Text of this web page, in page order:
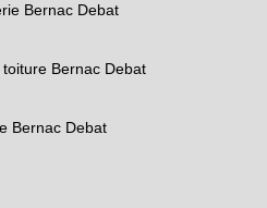
Bernac Debat
Bernac Debat
Bernac Debat